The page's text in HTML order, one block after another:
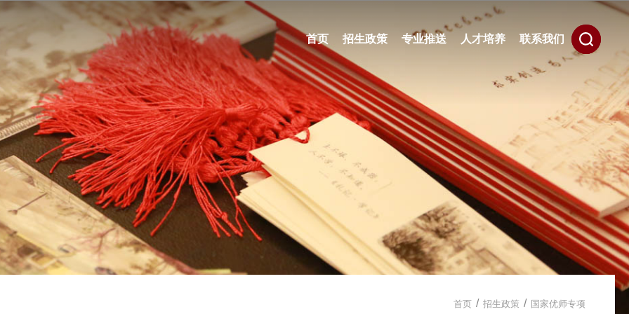
首页 招生政策 专业推送 人才培养 联系我们
首页 / 招生政策 / 国家优师专项